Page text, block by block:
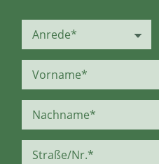
Vorname*
Nachname*
Straße/Nr.*